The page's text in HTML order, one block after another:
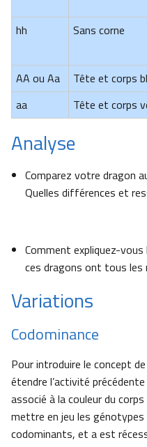
hh Sans corne
AA ou Aa
Tête et corps
aa
Tête et corps
Analyse
Comparez votre dragon
Quelles différences et
Comment expliquez-
ces dragons ont tous les
Variations
Codominance
Pour introduire le concept
étendre l’activité
associé à la couleur du
mettre en jeu les
codominants, et a est